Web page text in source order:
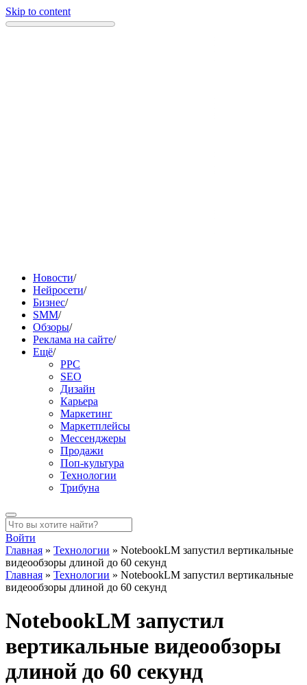
Skip to content
Новости/
Нейросети/
Бизнес/
SMM/
Обзоры/
Реклама на сайте/
Ещё/
PPC
SEO
Дизайн
Карьера
Маркетинг
Маркетплейсы
Мессенджеры
Продажи
Поп-культура
Технологии
Трибуна
Войти
Главная » Технологии » NotebookLM запустил вертикальные
видеообзоры длиной до 60 секунд
Главная » Технологии » NotebookLM запустил вертикальные
видеообзоры длиной до 60 секунд
NotebookLM запустил
вертикальные видеообзоры
длиной до 60 секунд